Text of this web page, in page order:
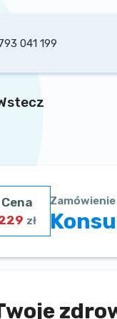
041 199
Cena
zł
Zamówienie